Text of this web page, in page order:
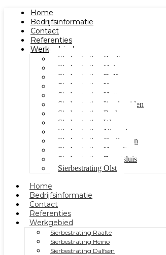
Home
Bedrijfsinformatie
Contact
Referenties
Werkgebied
Sierbestrating Raalte
Sierbestrating Heino
Sierbestrating Dalfsen
Sierbestrating Kampen
Sierbestrating Hattem
Sierbestrating Ijsselmuiden
Sierbestrating Berkum
Sierbestrating Wezep
Sierbestrating Nieuwleusen
Sierbestrating Oudleusen
Sierbestrating Hasselt
Sierbestrating Zwartsluis
Sierbestrating Olst
Home
Bedrijfsinformatie
Contact
Referenties
Werkgebied
Sierbestrating Raalte
Sierbestrating Heino
Sierbestrating Dalfsen